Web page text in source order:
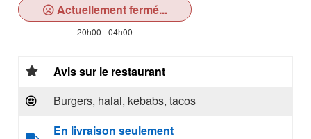
Actuellement fermé...
20h00 - 04h00
Avis sur le restaurant
Burgers, halal, kebabs, tacos
En livraison seulement